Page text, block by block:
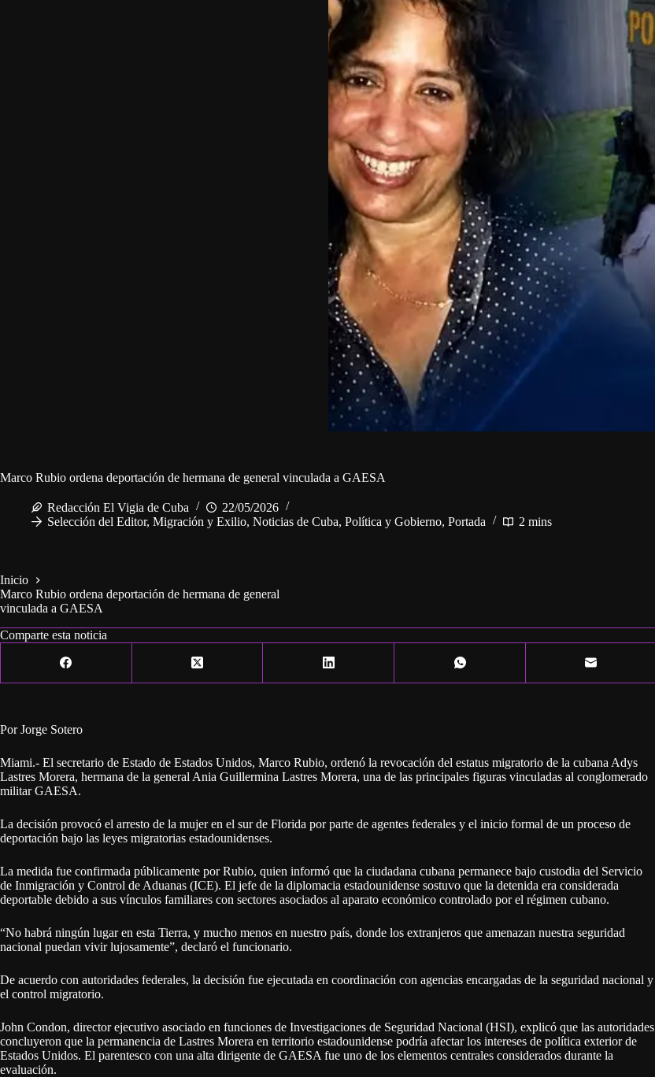
Marco Rubio ordena deportación de hermana de general vinculada a GAESA
Redacción El Vigia de Cuba
22/05/2026
Selección del Editor, Migración y Exilio, Noticias de Cuba, Política y Gobierno, Portada 2 mins
Inicio
Marco Rubio ordena deportación de hermana de general
vinculada a GAESA
Comparte esta noticia
Por Jorge Sotero
Miami.- El secretario de Estado de Estados Unidos, Marco Rubio, ordenó la revocación del estatus migratorio de la cubana Adys
Lastres Morera, hermana de la general Ania Guillermina Lastres Morera, una de las principales figuras vinculadas al conglomerado
militar GAESA.
La decisión provocó el arresto de la mujer en el sur de Florida por parte de agentes federales y el inicio formal de un proceso de
deportación bajo las leyes migratorias estadounidenses.
La medida fue confirmada públicamente por Rubio, quien informó que la ciudadana cubana permanece bajo custodia del Servicio
de Inmigración y Control de Aduanas (ICE). El jefe de la diplomacia estadounidense sostuvo que la detenida era considerada
deportable debido a sus vínculos familiares con sectores asociados al aparato económico controlado por el régimen cubano.
“No habrá ningún lugar en esta Tierra, y mucho menos en nuestro país, donde los extranjeros que amenazan nuestra seguridad
nacional puedan vivir lujosamente”, declaró el funcionario.
De acuerdo con autoridades federales, la decisión fue ejecutada en coordinación con agencias encargadas de la seguridad nacional y
el control migratorio.
John Condon, director ejecutivo asociado en funciones de Investigaciones de Seguridad Nacional (HSI), explicó que las autoridades
concluyeron que la permanencia de Lastres Morera en territorio estadounidense podría afectar los intereses de política exterior de
Estados Unidos. El parentesco con una alta dirigente de GAESA fue uno de los elementos centrales considerados durante la
evaluación.